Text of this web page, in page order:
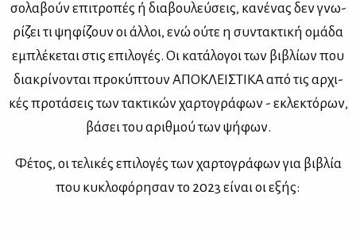
σο­λα­βούν επι­τρο­πές ή δια­βου­λεύ­σεις, κα­νέ­νας δεν γνω­
ρί­ζει τι ψη­φί­ζουν οι άλ­λοι, ενώ ού­τε η συ­ντα­κτι­κή ομά­δα
εμπλέ­κε­ται στις επι­λο­γές. Οι κα­τά­λο­γοι των βι­βλί­ων που
δια­κρί­νο­νται προ­κύ­πτουν ΑΠΟ­ΚΛΕΙ­ΣΤΙ­ΚΑ από τις αρ­χι­
κές προ­τά­σεις των τα­κτι­κών χαρ­το­γρά­φων - εκλε­κτό­ρων,
βά­σει του αριθ­μού των ψή­φων.
Φέ­τος, οι τε­λι­κές επι­λο­γές των χαρ­το­γρά­φων για βι­βλία
που κυ­κλο­φό­ρη­σαν το 2023 εί­ναι οι εξής: